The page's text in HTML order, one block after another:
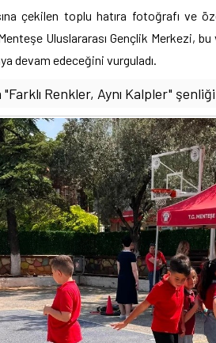
çekilen toplu hatıra fotoğrafı ve
Uluslararası Gençlik Merkezi,
devam edeceğini vurguladı.
"Farklı Renkler, Aynı Kalpler"